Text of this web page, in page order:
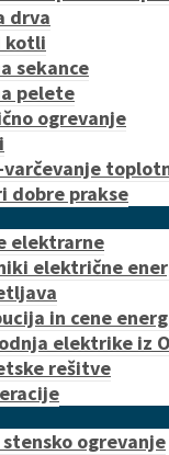
drva
kotli
sekance
pelete
ogrevanje
varčevanje
dobre prakse
elektrarne
električne
in cene
elektrike iz
rešitve
ogrevanje